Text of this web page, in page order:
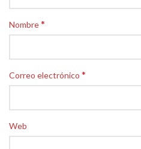
Nombre*
Correo electrónico *
Web